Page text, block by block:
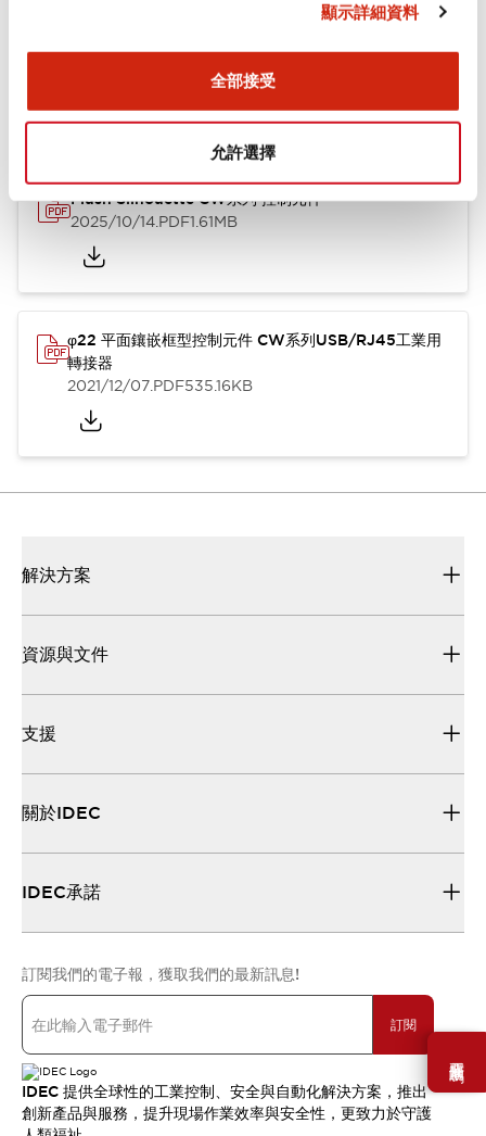
顯示詳細資料
全部接受
允許選擇
需要幫助嗎？
型錄和宣傳手冊 CAD檔 認證與標準
Flush Silhouette CW系列 控制元件
2025/10/14.PDF1.61MB
φ22 平面鑲嵌框型控制元件 CW系列USB/RJ45工業用
轉接器
2021/12/07.PDF535.16KB
解決方案
資源與文件
支援
關於IDEC
IDEC承諾
訂閱我們的電子報，獲取我們的最新訊息!
訂閱
IDEC 提供全球性的工業控制、安全與自動化解決方案，推出
創新產品與服務，提升現場作業效率與安全性，更致力於守護